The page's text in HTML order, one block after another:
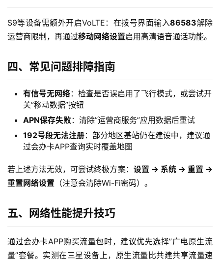
随
身
W
F
页
面
S9等设备需额外开启VoLTE：在拨号界面输入86583解除
运营商限制，再通过移动网络设置启用高清语音通话功能。
四、常见问题排障指南
有信号无网络：检查是否误启用了飞行模式，或尝试开
关”移动数据”按钮
APN保存失败：清除”运营商服务”应用数据后重试
192号段无法注册：部分地区基站仍在建设中，建议通
过会办卡APP查询实时覆盖地图
若上述方法无效，可尝试终极方案： 设置 → 系统 → 重置 →
重置网络设置 （注意会清除Wi-Fi密码）。
五、网络性能提升技巧
通过会办卡APP购买流量包时，建议优先选择”广电原生流
量”套餐。实测在三星设备上，原生流量比共建共享流量速